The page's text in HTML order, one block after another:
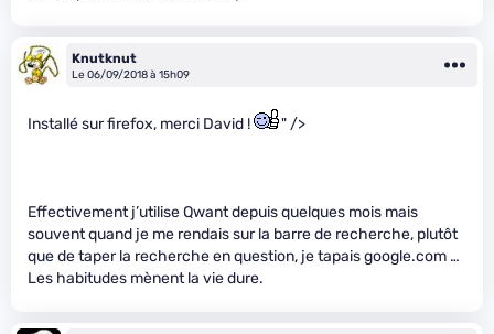
Knutknut
Le 06/09/2018 à 15h09
Installé sur firefox, merci David ! " />
Effectivement j’utilise Qwant depuis quelques mois mais
souvent quand je me rendais sur la barre de recherche, plutôt
que de taper la recherche en question, je tapais google.com …
Les habitudes mènent la vie dure.